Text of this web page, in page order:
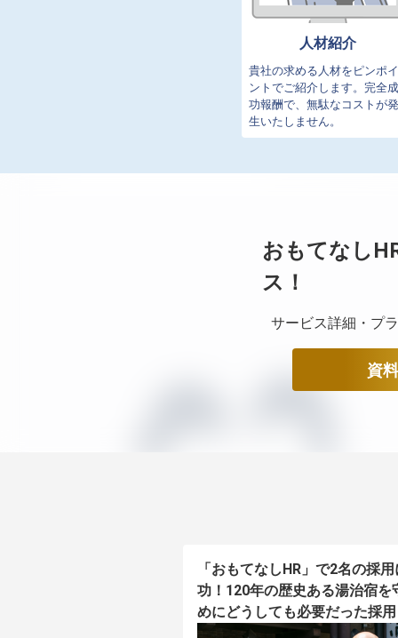
人材紹介
貴社の求める人材をピンポイ
ントでご紹介します。完全成
功報酬で、無駄なコストが発
生いたしません。
おもてなし
ス！
サービス詳細・プ
資
「おもてなしHR」で2名の採
功！120年の歴史ある湯治宿を
めにどうしても必要だった採用